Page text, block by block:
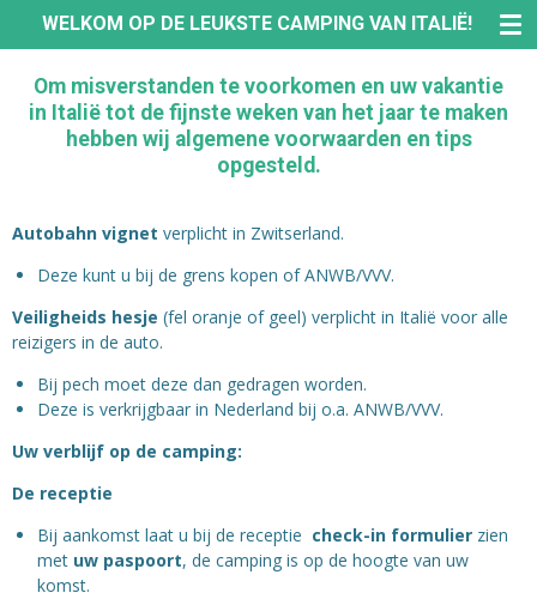
direct
hoofdinhoud
WELKOM OP DE LEUKSTE CAMPING VAN ITALIË!
Om misverstanden te voorkomen en uw vakantie
in Italië tot de fijnste weken van het jaar te maken
hebben wij algemene voorwaarden en tips
opgesteld.
Autobahn vignet verplicht in Zwitserland.
Deze kunt u bij de grens kopen of ANWB/VVV.
Veiligheids hesje (fel oranje of geel) verplicht in Italië voor alle
reizigers in de auto.
Bij pech moet deze dan gedragen worden.
Deze is verkrijgbaar in Nederland bij o.a. ANWB/VVV.
Uw verblijf op de camping:
De receptie
Bij aankomst laat u bij de receptie check-in formulier zien
met uw paspoort, de camping is op de hoogte van uw
komst.